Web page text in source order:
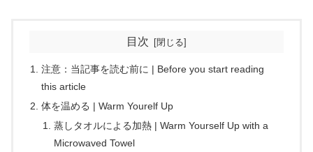
目次
注意：当記事を読む前に | Before you start reading
this article
体を温める | Warm Yourelf Up
蒸しタオルによる加熱 | Warm Yourself Up with a
Microwaved Towel